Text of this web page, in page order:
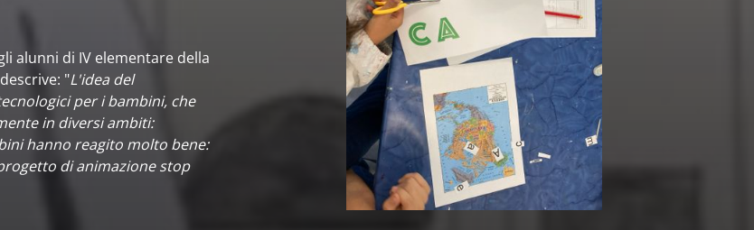
alunni di IV elementare della
"L'idea del
per i bambini, che
in diversi ambiti:
hanno reagito molto bene:
di animazione stop